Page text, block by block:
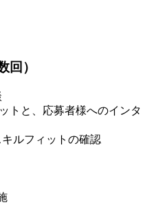
回）
トと、応募者様へのインタ
ルフィットの確認